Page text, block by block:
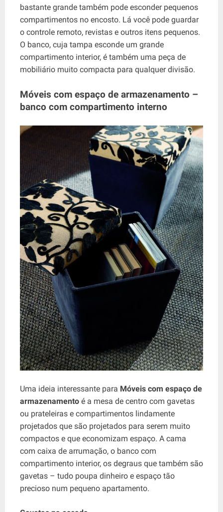
bastante grande também pode esconder pequenos
compartimentos no encosto. Lá você pode guardar
o controle remoto, revistas e outros itens pequenos.
O banco, cuja tampa esconde um grande
compartimento interior, é também uma peça de
mobiliário muito compacta para qualquer divisão.
Móveis com espaço de armazenamento –
banco com compartimento interno
Uma ideia interessante para Móveis com espaço de
armazenamento é a mesa de centro com gavetas
ou prateleiras e compartimentos lindamente
projetados que são projetados para serem muito
compactos e que economizam espaço. A cama
com caixa de arrumação, o banco com
compartimento interior, os degraus que também são
gavetas – tudo poupa dinheiro e espaço tão
precioso num pequeno apartamento.